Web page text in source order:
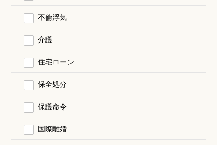
不倫浮気
介護
住宅ローン
保全処分
保護命令
国際離婚